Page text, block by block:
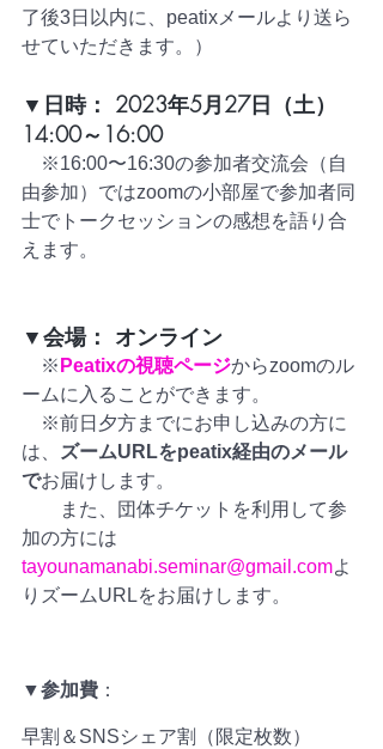
了後3日以内に、peatixメールより送ら
せていただきます。）
▼日時： 2023年5月27日（土）
14:00～16:00
※16:00〜16:30の参加者交流会（自
由参加）ではzoomの小部屋で参加者同
士でトークセッションの感想を語り合
えます。
▼会場： オンライン
※ Peatixの視聴ページからzoomのル
ームに入ることができます。
※前日夕方までにお申し込みの方に
は、
ズームURLをpeatix経由のメール
でお届けします。
また、団体チケットを利用して参
加の方には
tayounamanabi.seminar@gmail.comよ
りズームURLをお届けします。
▼参加費 ：
早割＆SNSシェア割（限定枚数）